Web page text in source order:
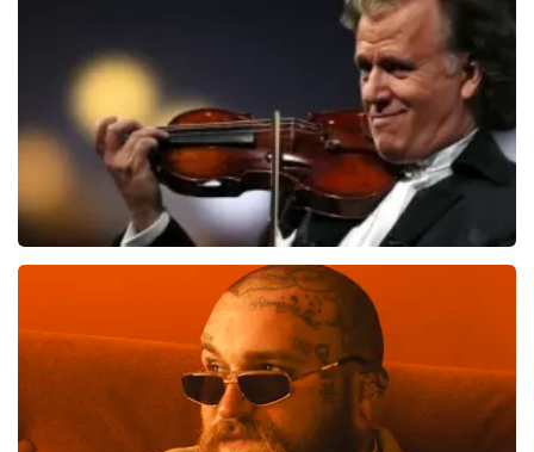
laatste 30 minuten
BESTEL NU